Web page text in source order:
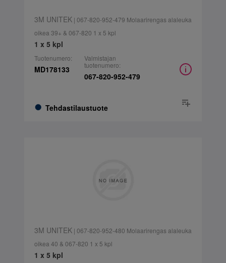
3M UNITEK| 067-820-952-479 Molaarirengas alaleuka
oikea 39+ & 067-820 1 x 5 kpl
1 x 5 kpl
Tuotenumero:
MD178133
Tehdastilaustuote
Valmistajan
tuotenumero:
067-820-952-479
3M UNITEK| 067-820-952-480 Molaarirengas alaleuka
oikea 40 & 067-820 1 x 5 kpl
1 x 5 kpl